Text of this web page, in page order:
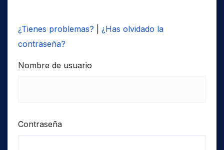
¿Tienes problemas?
¿Has olvidado la
contraseña?
Nombre de usuario
Contraseña